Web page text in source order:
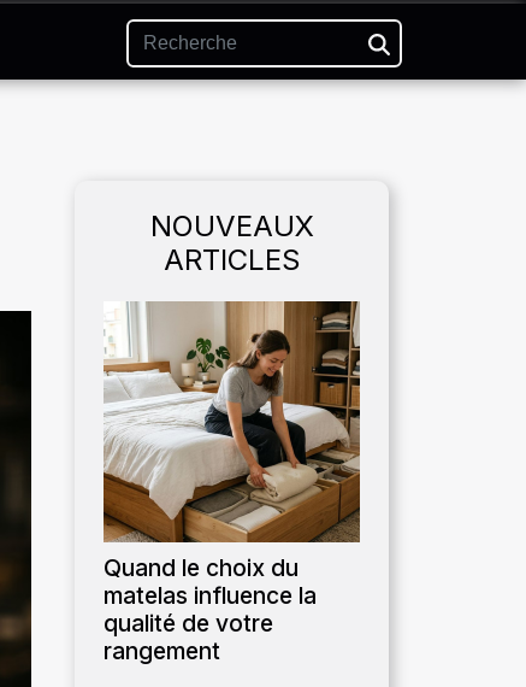
NOUVEAUX
ARTICLES
Quand le choix du
matelas influence la
qualité de votre
rangement